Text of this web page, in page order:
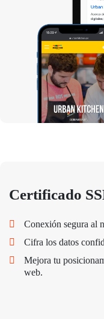
Certificado
Conexión segura al
Cifra los datos
Mejora tu
web.